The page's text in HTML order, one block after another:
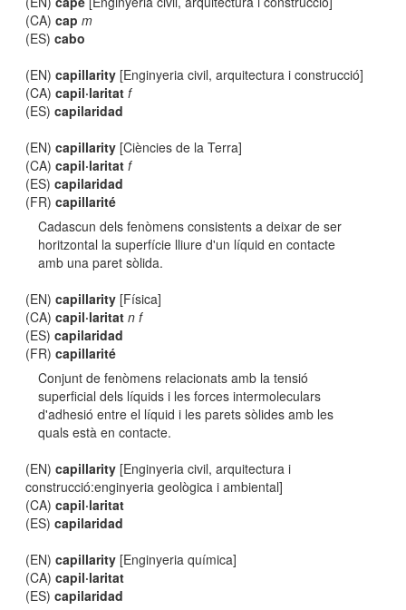
(CA)cap m
(ES)cabo
(EN)capillarity [Enginyeria civil, arquitectura i construcció]
(CA)capil·laritat f
(ES)capilaridad
(EN)capillarity [Ciències de la Terra]
(CA)capil·laritat f
(ES)capilaridad
(FR)capillarité
Cadascun dels fenòmens consistents a deixar de ser
horitzontal la superfície lliure d'un líquid en contacte
amb una paret sòlida.
(EN)capillarity [Física]
(CA)capil·laritat n f
(ES)capilaridad
(FR)capillarité
Conjunt de fenòmens relacionats amb la tensió
superficial dels líquids i les forces intermoleculars
d'adhesió entre el líquid i les parets sòlides amb les
quals està en contacte.
(EN)capillarity [Enginyeria civil, arquitectura i
construcció:enginyeria geològica i ambiental]
(CA)capil·laritat
(ES)capilaridad
(EN)capillarity [Enginyeria química]
(CA)capil·laritat
(ES)capilaridad